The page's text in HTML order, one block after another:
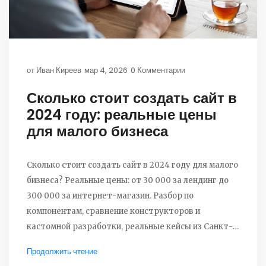
от Иван Киреев мар 4, 2026 0 Комментарии
Сколько стоит создать сайт в
2024 году: реальные цены
для малого бизнеса
Сколько стоит создать сайт в 2024 году для малого
бизнеса? Реальные цены: от 30 000 за лендинг до
300 000 за интернет-магазин. Разбор по
компонентам, сравнение конструкторов и
кастомной разработки, реальные кейсы из Санкт-
Продолжить чтение